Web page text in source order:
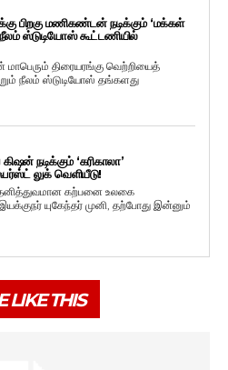
பிறகு மணிகண்டன் நடிக்கும் ‘மக்கள்
ஸ்டுடியோஸ் கூட்டணியில்
திரையரங்கு வெற்றியைத்
நீலம் ஸ்டுடியோஸ் தங்களது
நடிக்கும் ‘கரிகாலா’
லுக் வெளியீடு!
கற்பனை உலகை
இயக்குநர் யுகேந்தர் முனி, தற்போது இன்னும்
LIKE THIS